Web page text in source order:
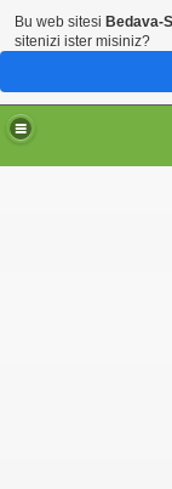
Bu web sitesi Bedava-
sitenizi ister misiniz?